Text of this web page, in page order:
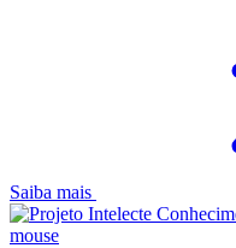
Saiba mais
mouse